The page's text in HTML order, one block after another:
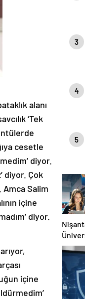
alanı
‘Tek
cesetle
diyor.
diyor. Çok
Amca Salim
içine
diyor.
içine
3
4
5
2026
Ücret
Burs